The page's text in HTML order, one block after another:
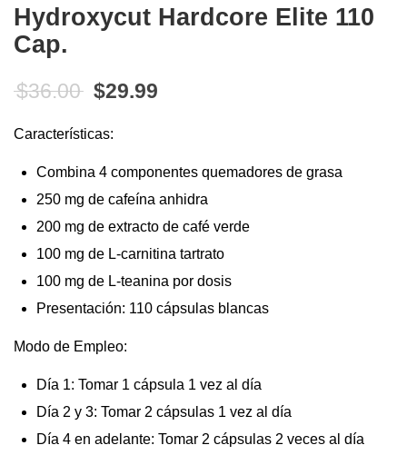
0 de
5
based on
0
customer
Hydroxycut Hardcore Elite 110
Cap.
$36.00 El precio original era: $36.00.
$29.99
Características:
Combina 4 componentes quemadores de grasa
250 mg de cafeína anhidra
200 mg de extracto de café verde
100 mg de L-carnitina tartrato
100 mg de L-teanina por dosis
Presentación: 110 cápsulas blancas
Modo de Empleo:
Día 1: Tomar 1 cápsula 1 vez al día
Día 2 y 3: Tomar 2 cápsulas 1 vez al día
Día 4 en adelante: Tomar 2 cápsulas 2 veces al día